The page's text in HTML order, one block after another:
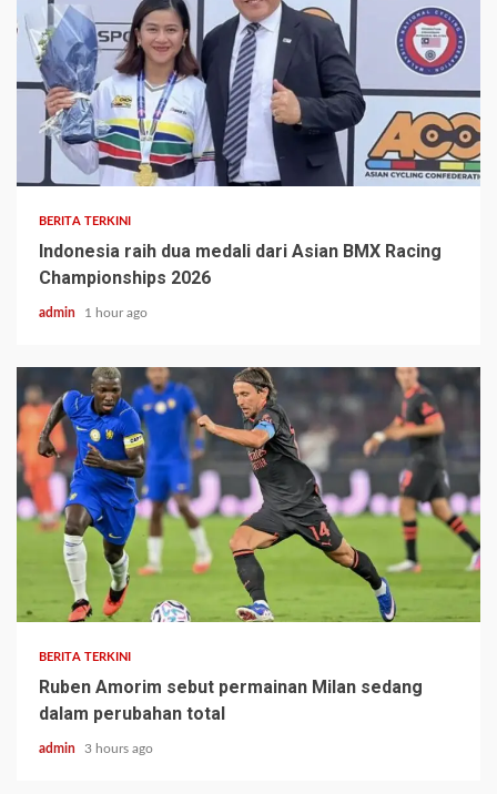
BERITA TERKINI
Indonesia raih dua medali dari Asian BMX Racing
Championships 2026
admin 1 hour ago
BERITA TERKINI
Ruben Amorim sebut permainan Milan sedang
dalam perubahan total
admin 3 hours ago